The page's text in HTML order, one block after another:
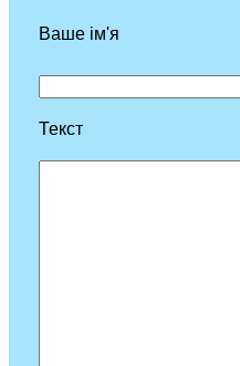
Ваше ім'я
Текст